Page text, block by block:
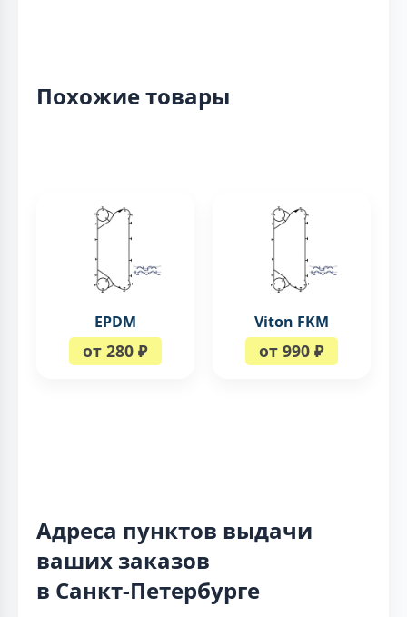
Похожие товары
EPDM
от 280 ₽
Viton FKM
от 990 ₽
Адреса пунктов выдачи
ваших заказов
в Санкт-Петербурге